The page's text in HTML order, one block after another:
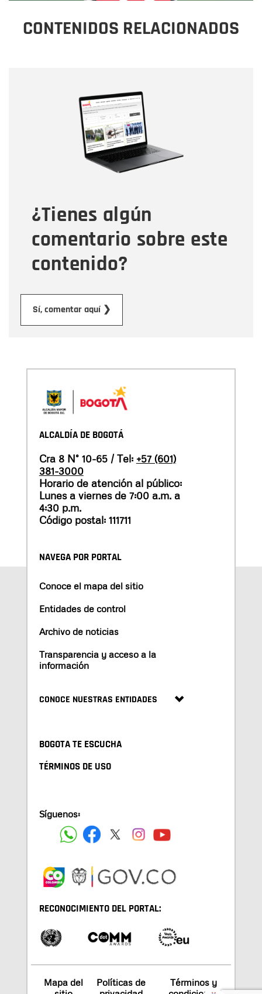
CONTENIDOS RELACIONADOS
¿Tienes algún
comentario sobre este
contenido?
Sí, comentar aquí ❯
Correo electrónico
Tipo de comentario
Mensaje
ALCALDÍA DE BOGOTÁ
Cra 8 N° 10-65 / Tel: +57 (601)
381-3000
Horario de atención al público:
Lunes a viernes de 7:00 a.m. a
4:30 p.m.
Código postal: 111711
NAVEGA POR PORTAL
Conoce el mapa del sitio
Entidades de control
Archivo de noticias
Transparencia y acceso a la
información
CONOCE NUESTRAS ENTIDADES
BOGOTA TE ESCUCHA
TÉRMINOS DE USO
Síguenos:
RECONOCIMIENTO DEL PORTAL:
Mapa del
Políticas de
Términos y